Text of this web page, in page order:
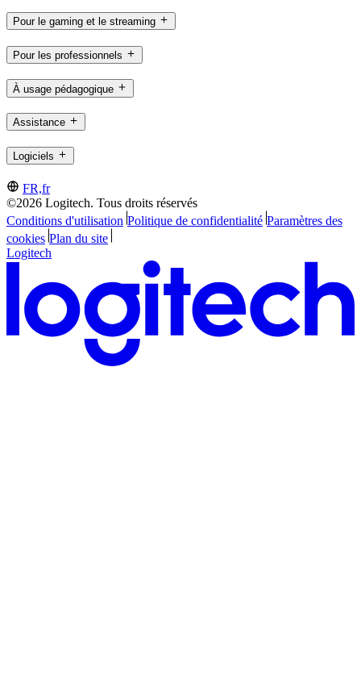
Pour le gaming et le streaming
Pour les professionnels
À usage pédagogique
Assistance
Logiciels
FR,fr
©2026 Logitech. Tous droits réservés
Conditions d'utilisation Politique de confidentialité Paramètres des
cookies Plan du site
Logitech